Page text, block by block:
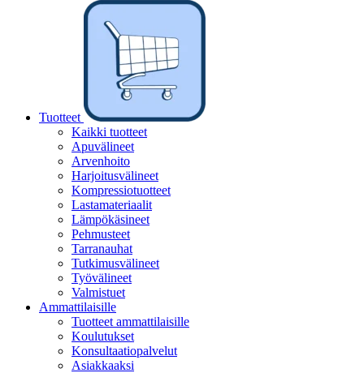
Tuotteet
Kaikki tuotteet
Apuvälineet
Arvenhoito
Harjoitusvälineet
Kompressiotuotteet
Lastamateriaalit
Lämpökäsineet
Pehmusteet
Tarranauhat
Tutkimusvälineet
Työvälineet
Valmistuet
Ammattilaisille
Tuotteet ammattilaisille
Koulutukset
Konsultaatiopalvelut
Asiakkaaksi